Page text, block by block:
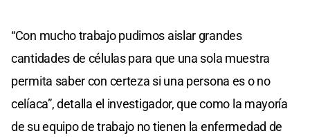
“Con mucho trabajo pudimos aislar grandes
cantidades de células para que una sola muestra
permita saber con certeza si una persona es o no
celíaca”, detalla el investigador, que como la mayoría
de su equipo de trabajo no tienen la enfermedad de